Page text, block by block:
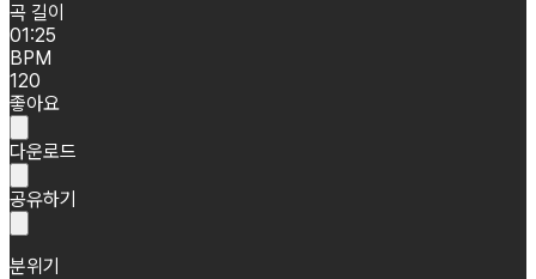
곡 길이
01:25
BPM
120
좋아요
다운로드
공유하기
분위기